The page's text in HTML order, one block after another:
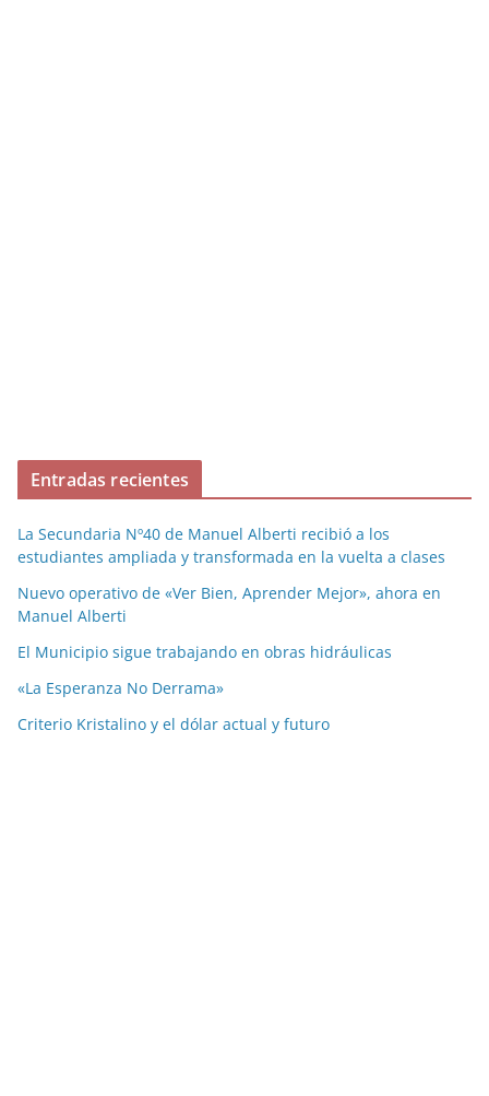
Entradas recientes
La Secundaria Nº40 de Manuel Alberti recibió a los
estudiantes ampliada y transformada en la vuelta a clases
Nuevo operativo de «Ver Bien, Aprender Mejor», ahora en
Manuel Alberti
El Municipio sigue trabajando en obras hidráulicas
«La Esperanza No Derrama»
Criterio Kristalino y el dólar actual y futuro